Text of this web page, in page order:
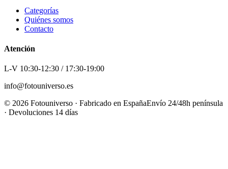
Categorías
Quiénes somos
Contacto
Atención
L-V 10:30-12:30 / 17:30-19:00
info@fotouniverso.es
© 2026 Fotouniverso · Fabricado en EspañaEnvío 24/48h península
· Devoluciones 14 días